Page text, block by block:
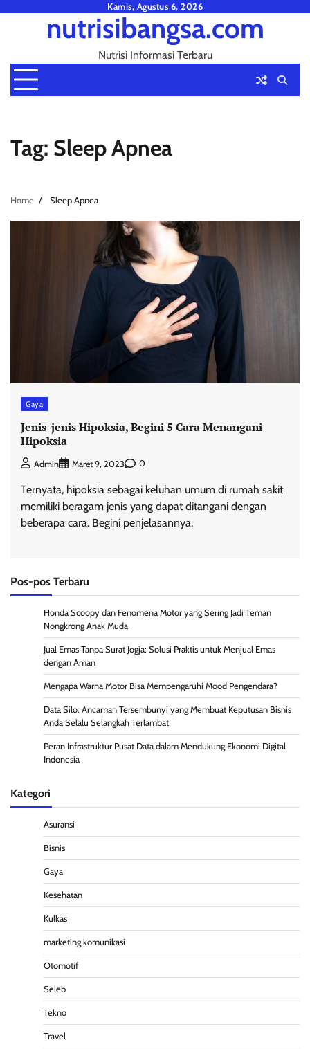
Kamis, Agustus 6, 2026
nutrisibangsa.com
Nutrisi Informasi Terbaru
Tag: Sleep Apnea
Home Sleep Apnea
Gaya
Jenis-jenis Hipoksia, Begini 5 Cara Menangani
Hipoksia
Admin Maret 9, 2023 0
Ternyata, hipoksia sebagai keluhan umum di rumah sakit
memiliki beragam jenis yang dapat ditangani dengan
beberapa cara. Begini penjelasannya.
Pos-pos Terbaru
Honda Scoopy dan Fenomena Motor yang Sering Jadi Teman
Nongkrong Anak Muda
Jual Emas Tanpa Surat Jogja: Solusi Praktis untuk Menjual Emas
dengan Aman
Mengapa Warna Motor Bisa Mempengaruhi Mood Pengendara?
Data Silo: Ancaman Tersembunyi yang Membuat Keputusan Bisnis
Anda Selalu Selangkah Terlambat
Peran Infrastruktur Pusat Data dalam Mendukung Ekonomi Digital
Indonesia
Kategori
Asuransi
Bisnis
Gaya
Kesehatan
Kulkas
marketing komunikasi
Otomotif
Seleb
Tekno
Travel